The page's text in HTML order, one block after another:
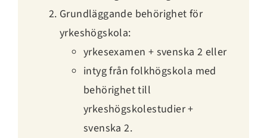
Grundläggande behörighet för
yrkeshögskola:
yrkesexamen + svenska 2 eller
intyg från folkhögskola med
behörighet till
yrkeshögskolestudier +
svenska 2.